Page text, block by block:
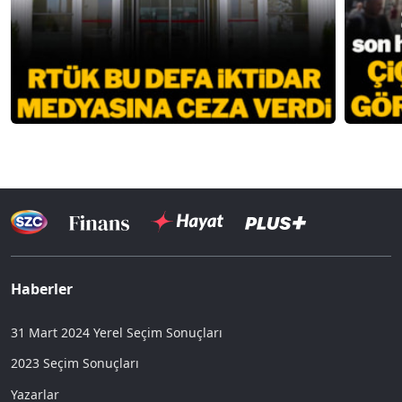
Haberler
31 Mart 2024 Yerel Seçim Sonuçları
2023 Seçim Sonuçları
Yazarlar